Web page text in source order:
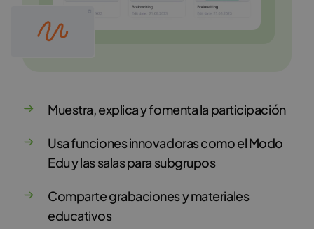
Muestra, explica y fomenta la participación
Usa funciones innovadoras como el Modo
Edu y las salas para subgrupos
Comparte grabaciones y materiales
educativos